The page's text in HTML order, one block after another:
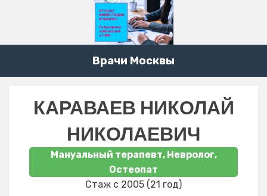
Врачи Москвы
КАРАВАЕВ НИКОЛАЙ
НИКОЛАЕВИЧ
Мануальный терапевт, Невролог,
Остеопат
Стаж с 2005 (21 год)